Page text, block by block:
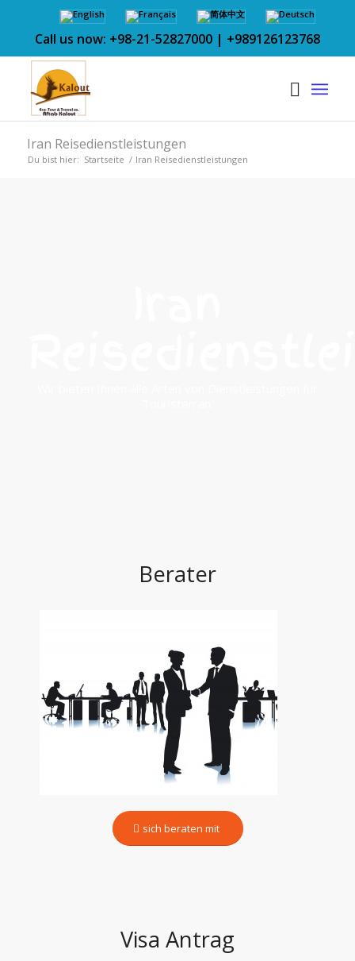
Call us now: +98-21-52827000 | +989126123768
Iran Reisedienstleistungen
Du bist hier: Startseite / Iran Reisedienstleistungen
Berater
sich beraten mit
Visa Antrag